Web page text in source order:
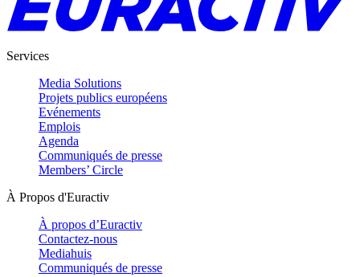
Services
Media Solutions
Projets publics européens
Evénements
Emplois
Agenda
Communiqués de presse
Members’ Circle
À Propos d'Euractiv
À propos d’Euractiv
Contactez-nous
Mediahuis
Communiqués de presse